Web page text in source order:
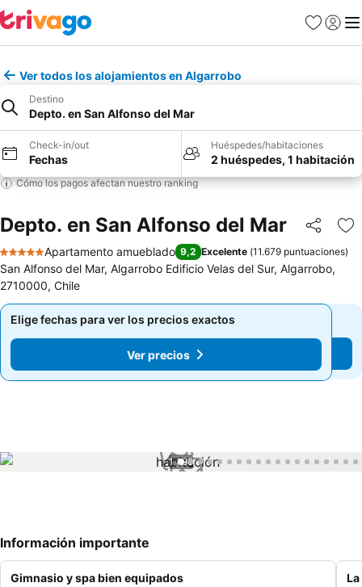
Favoritos
Iniciar
Ver todos los alojamientos en Algarrobo
Destino
Depto. en San Alfonso del Mar
Check-in/out
Fechas
Huéspedes/habitaciones
2 huéspedes, 1 habitación
Cómo los pagos afectan nuestro ranking
Depto. en San Alfonso del Mar Compartir
5 Estrellas
Apartamento amueblado 9,2 Excelente (11.679 puntuaciones)
San Alfonso del Mar, Algarrobo Edificio Velas del Sur, Algarrobo,
2710000, Chile
Elige fechas para ver los precios exactos
Ver precios
Elige fechas para ver los precios exactos
Ver precios
1 / 98
Información importante
Gimnasio y spa bien equipados